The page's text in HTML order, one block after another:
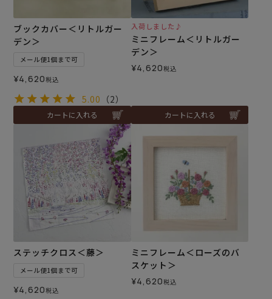
ブックカバー＜リトルガー
デン＞
メール便1個まで可
¥4,620税込
5.00 （2）
カートに入れる
入荷しました♪
ミニフレーム＜リトルガー
デン＞
¥4,620税込
カートに入れる
ステッチクロス＜藤＞
メール便1個まで可
¥4,620税込
ミニフレーム＜ローズのバ
スケット＞
¥4,620税込